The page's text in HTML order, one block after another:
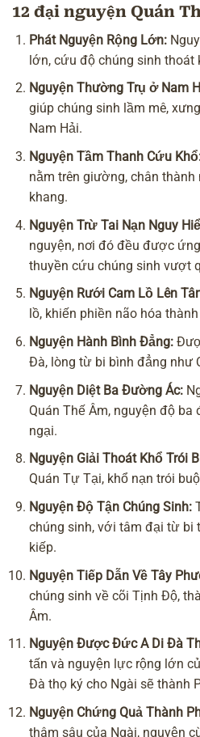
12 đại nguyện Quán
Phát Nguyện Rộng Lớn:
lớn, cứu độ chúng sinh thoát
Nguyện Thường Trụ ở Nam
giúp chúng sinh lầm mê,
Nam Hải.
Nguyện Tầm Thanh Cứu
nằm trên giường, chân
khang.
Nguyện Trừ Tai Nạn Nguy
nguyện, nơi đó đều được
thuyền cứu chúng sinh vượt
Nguyện Rưới Cam Lồ Lên
lồ, khiến phiền não hóa
Nguyện Hành Bình Đẳng:
Đà, lòng từ bi bình đẳng như
Nguyện Diệt Ba Đường Ác:
Quán Thế Âm, nguyện độ
ngại.
Nguyện Giải Thoát Khổ Trói
Quán Tự Tại, khổ nạn trói
Nguyện Độ Tận Chúng Sinh:
chúng sinh, với tâm đại từ bi
kiếp.
Nguyện Tiếp Dẫn Về Tây
chúng sinh về cõi Tịnh Độ,
Âm.
Nguyện Được Đức A Di Đà
tấn và nguyện lực rộng lớn
Đà thọ ký cho Ngài sẽ thành
Nguyện Chứng Quả Thành
thâm sâu của Ngài, nguyện